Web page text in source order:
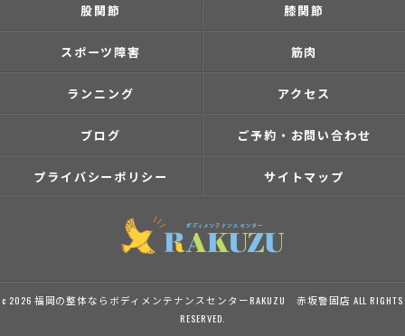
股関節 膝関節
スポーツ障害 筋肉
ランニング アクセス
ブログ ご予約・お問い合わせ
プライバシーポリシー サイトマップ
c 2026 福岡の整体ならボディメンテナンスセンターRAKUZU 赤坂警固店 ALL RIGHTS
RESERVED.